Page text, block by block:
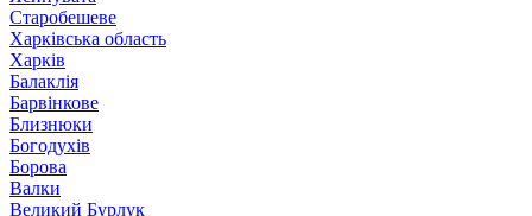
Старобешеве
Харківська область
Харків
Балаклія
Барвінкове
Близнюки
Богодухів
Борова
Валки
Великий Бурлук